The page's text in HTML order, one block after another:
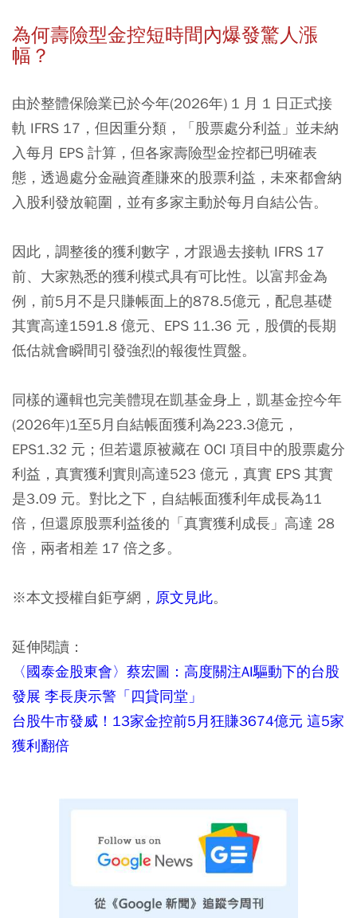
為何壽險型金控短時間內爆發驚人漲
幅？
由於整體保險業已於今年(2026年) 1 月 1 日正式接
軌 IFRS 17，但因重分類，「股票處分利益」並未納
入每月 EPS 計算，但各家壽險型金控都已明確表
態，透過處分金融資產賺來的股票利益，未來都會納
入股利發放範圍，並有多家主動於每月自結公告。
因此，調整後的獲利數字，才跟過去接軌 IFRS 17
前、大家熟悉的獲利模式具有可比性。以富邦金為
例，前5月不是只賺帳面上的878.5億元，配息基礎
其實高達1591.8 億元、EPS 11.36 元，股價的長期
低估就會瞬間引發強烈的報復性買盤。
同樣的邏輯也完美體現在凱基金身上，凱基金控今年
(2026年)1至5月自結帳面獲利為223.3億元，
EPS1.32 元；但若還原被藏在 OCI 項目中的股票處分
利益，真實獲利實則高達523 億元，真實 EPS 其實
是3.09 元。對比之下，自結帳面獲利年成長為11
倍，但還原股票利益後的「真實獲利成長」高達 28
倍，兩者相差 17 倍之多。
※本文授權自鉅亨網， 原文見此。
延伸閱讀：
〈國泰金股東會〉蔡宏圖：高度關注AI驅動下的台股
發展 李長庚示警「四貸同堂」
台股牛市發威！13家金控前5月狂賺3674億元 這5家
獲利翻倍